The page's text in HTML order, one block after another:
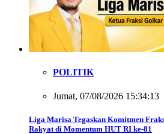
POLITIK
Jumat, 07/08/2026 15:34:13
Liga Marisa Tegaskan Komitmen
Rakyat di Momentum HUT RI ke-81